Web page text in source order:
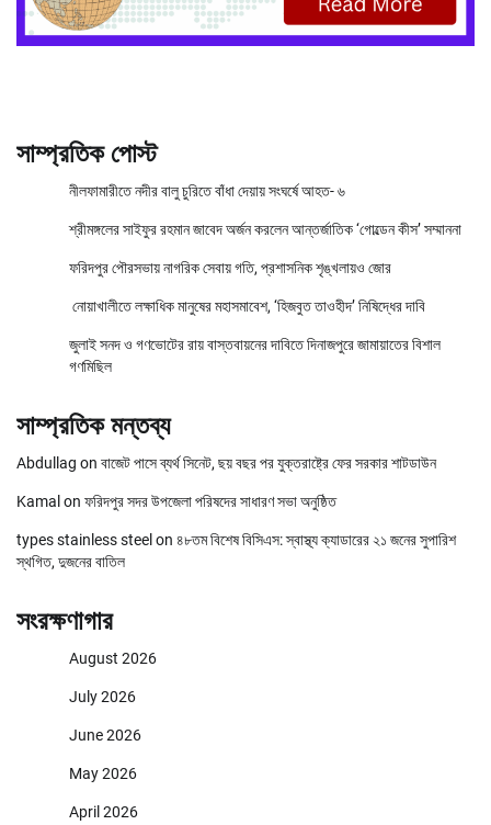
সাম্প্রতিক পোস্ট
নীলফামারীতে নদীর বালু চুরিতে বাঁধা দেয়ায় সংঘর্ষে আহত- ৬
শ্রীমঙ্গলের সাইফুর রহমান জাবেদ অর্জন করলেন আন্তর্জাতিক ‘গোল্ডেন কীস’ সম্মাননা
ফরিদপুর পৌরসভায় নাগরিক সেবায় গতি, প্রশাসনিক শৃঙ্খলায়ও জোর
নোয়াখালীতে লক্ষাধিক মানুষের মহাসমাবেশ, ‘হিজবুত তাওহীদ’ নিষিদ্ধের দাবি
জুলাই সনদ ও গণভোটের রায় বাস্তবায়নের দাবিতে দিনাজপুরে জামায়াতের বিশাল
গণমিছিল
সাম্প্রতিক মন্তব্য
Abdullag on বাজেট পাসে ব্যর্থ সিনেট, ছয় বছর পর যুক্তরাষ্ট্রে ফের সরকার শাটডাউন
Kamal on ফরিদপুর সদর উপজেলা পরিষদের সাধারণ সভা অনুষ্ঠিত
types stainless steel on ৪৮তম বিশেষ বিসিএস: স্বাস্থ্য ক্যাডারের ২১ জনের সুপারিশ
স্থগিত, দুজনের বাতিল
সংরক্ষণাগার
August 2026
July 2026
June 2026
May 2026
April 2026